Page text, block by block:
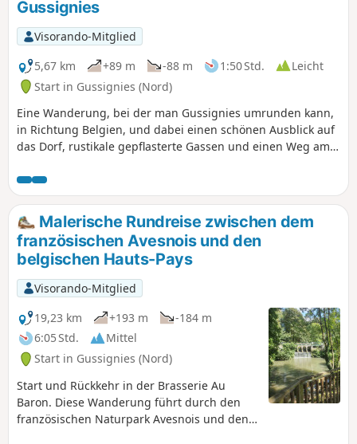
Gussignies
Visorando-Mitglied
5,67 km
+89 m -88 m 1:50 Std.
Leicht
Start in Gussignies (Nord)
Eine Wanderung, bei der man Gussignies umrunden kann,
in Richtung Belgien, und dabei einen schönen Ausblick auf
das Dorf, rustikale gepflasterte Gassen und einen Weg am
Malerische Rundreise zwischen dem
französischen Avesnois und den
belgischen Hauts-Pays
Visorando-Mitglied
19,23 km
+193 m
-184 m
6:05 Std.
Mittel
Start in Gussignies (Nord)
Start und Rückkehr in der Brasserie Au
Baron. Diese Wanderung führt durch den
französischen Naturpark Avesnois und den